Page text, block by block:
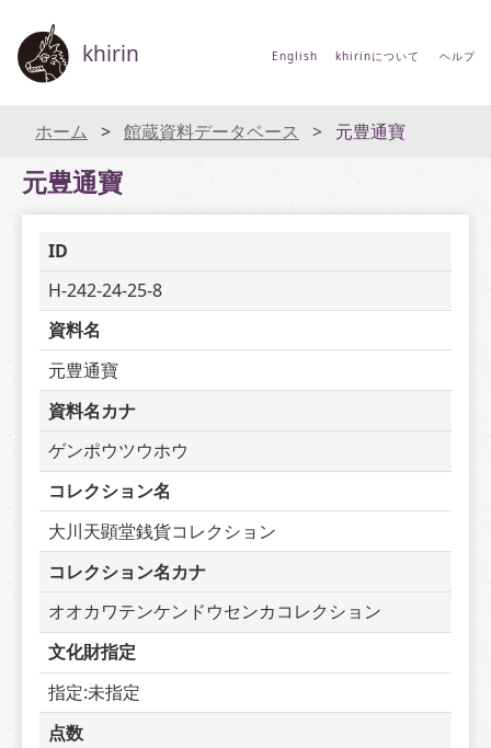
khirin English khirinについて ヘルプ
ホーム 館蔵資料データベース 元豊通寶
元豊通寶
ID
H-242-24-25-8
資料名
元豊通寶
資料名カナ
ゲンポウツウホウ
コレクション名
大川天顕堂銭貨コレクション
コレクション名カナ
オオカワテンケンドウセンカコレクション
文化財指定
指定:未指定
点数